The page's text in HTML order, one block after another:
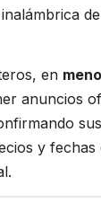
en
anuncios
sus
y fechas